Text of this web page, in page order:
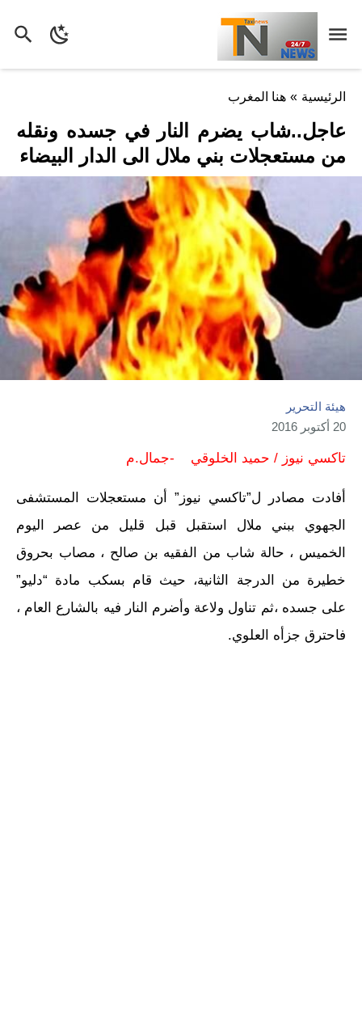
الرئيسية » هنا المغرب
عاجل..شاب يضرم النار في جسده ونقله
من مستعجلات بني ملال الى الدار البيضاء
هيئة التحرير
20 أكتوبر 2016
تاكسي نيوز / حميد الخلوقي -جمال.م
أفادت مصادر ل”تاكسي نيوز” أن مستعجلات المستشفى
الجهوي ببني ملال استقبل قبل قليل من عصر اليوم
الخميس ، حالة شاب من الفقيه بن صالح ، مصاب بحروق
خطيرة من الدرجة الثانية، حيث قام بسكب مادة “دليو”
على جسده ،ثم تناول ولاعة وأضرم النار فيه بالشارع العام ،
فاحترق جزأه العلوي.